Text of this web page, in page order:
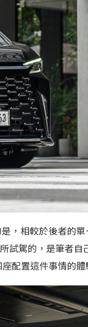
相較於後者的單
試駕的，是筆者
配置這件事情的體